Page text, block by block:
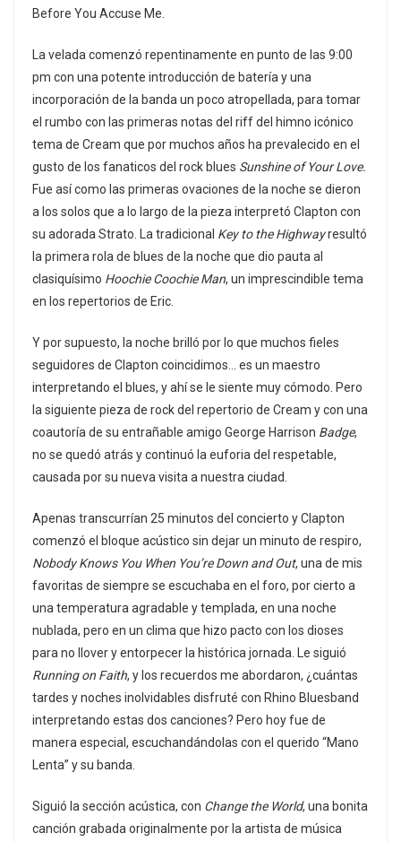
Before You Accuse Me.
La velada comenzó repentinamente en punto de las 9:00
pm con una potente introducción de batería y una
incorporación de la banda un poco atropellada, para tomar
el rumbo con las primeras notas del riff del himno icónico
tema de Cream que por muchos años ha prevalecido en el
gusto de los fanaticos del rock blues Sunshine of Your Love.
Fue así como las primeras ovaciones de la noche se dieron
a los solos que a lo largo de la pieza interpretó Clapton con
su adorada Strato. La tradicional Key to the Highwayresultó
la primera rola de blues de la noche que dio pauta al
clasiquísimo Hoochie Coochie Man, un imprescindible tema
en los repertorios de Eric.
Y por supuesto, la noche brilló por lo que muchos fieles
seguidores de Clapton coincidimos… es un maestro
interpretando el blues, y ahí se le siente muy cómodo. Pero
la siguiente pieza de rock del repertorio de Cream y con una
coautoría de su entrañable amigo George Harrison Badge,
no se quedó atrás y continuó la euforia del respetable,
causada por su nueva visita a nuestra ciudad.
Apenas transcurrían 25 minutos del concierto y Clapton
comenzó el bloque acústico sin dejar un minuto de respiro,
Nobody Knows You When You’re Down and Out, una de mis
favoritas de siempre se escuchaba en el foro, por cierto a
una temperatura agradable y templada, en una noche
nublada, pero en un clima que hizo pacto con los dioses
para no llover y entorpecer la histórica jornada. Le siguió
Running on Faith, y los recuerdos me abordaron, ¿cuántas
tardes y noches inolvidables disfruté con Rhino Bluesband
interpretando estas dos canciones? Pero hoy fue de
manera especial, escuchandándolas con el querido “Mano
Lenta” y su banda.
Siguió la sección acústica, con Change the World, una bonita
canción grabada originalmente por la artista de música